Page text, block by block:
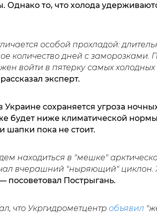
Однако то, что холода
особой прохладой:
количество дней с заморозками.
войти в пятерку самых
эксперт.
сохраняется угроза
будет ниже климатической
шапки пока не стоит.
находиться в "мешке"
вчерашний "ныряющий" циклон.
посоветовал Пострыгань.
что Укргидрометцентр объявил